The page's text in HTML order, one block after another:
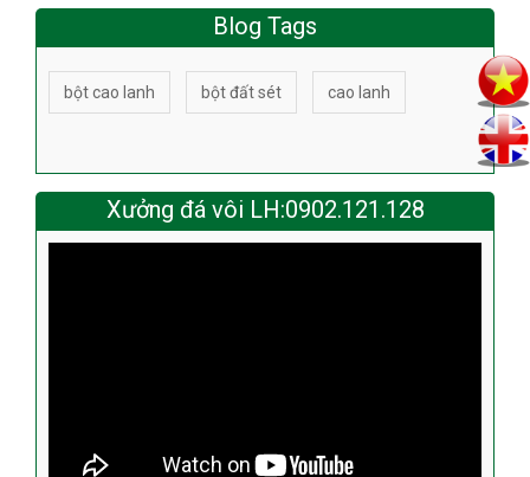
Blog Tags
bột cao lanh bột đất sét cao lanh
Xưởng đá vôi LH:0902.121.128